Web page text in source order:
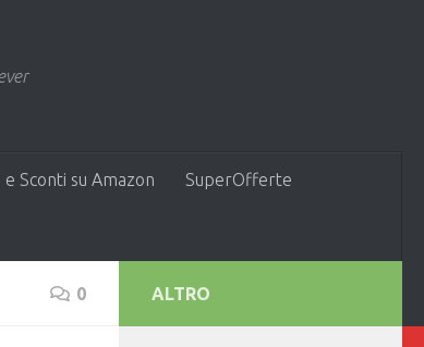
Sconti su Amazon SuperOfferte
0 ALTRO